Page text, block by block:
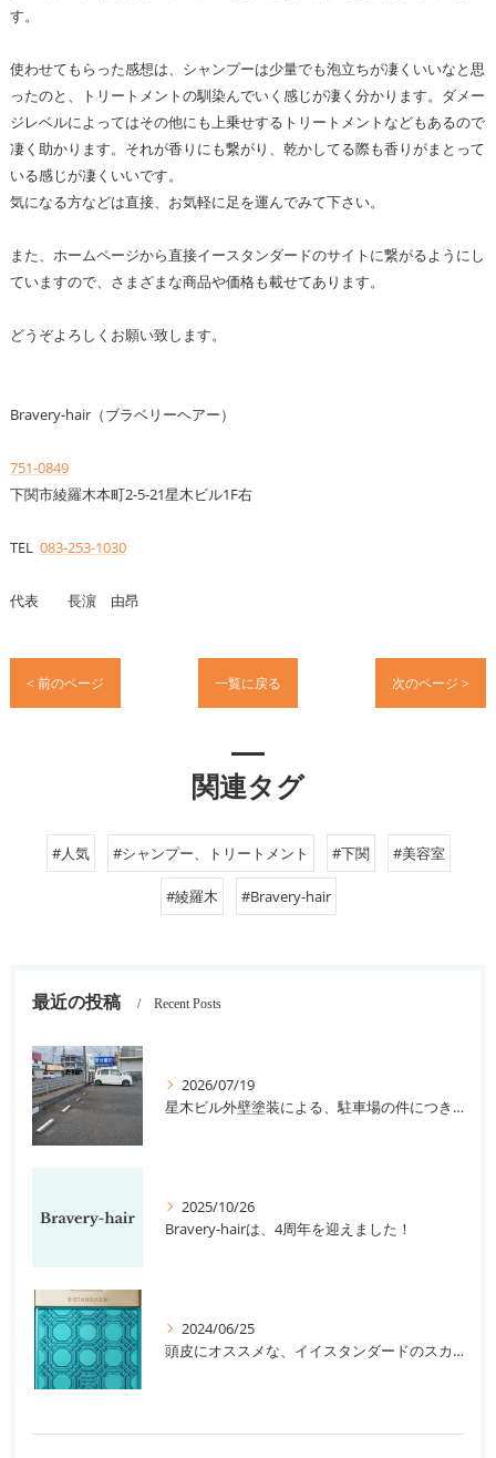
す。
使わせてもらった感想は、シャンプーは少量でも泡立ちが凄くいいなと思
ったのと、トリートメントの馴染んでいく感じが凄く分かります。ダメー
ジレベルによってはその他にも上乗せするトリートメントなどもあるので
凄く助かります。それが香りにも繋がり、乾かしてる際も香りがまとって
いる感じが凄くいいです。
気になる方などは直接、お気軽に足を運んでみて下さい。
また、ホームページから直接イースタンダードのサイトに繋がるようにし
ていますので、さまざまな商品や価格も載せてあります。
どうぞよろしくお願い致します。
Bravery-hair（ブラベリーヘアー）
751-0849
下関市綾羅木本町2-5-21星木ビル1F右
TEL 083-253-1030
代表 長濵 由昂
< 前のページ 一覧に戻る 次のページ >
関連タグ
#人気 #シャンプー、トリートメント #下関 #美容室
#綾羅木 #Bravery-hair
最近の投稿 Recent Posts
2026/07/19
星木ビル外壁塗装による、駐車場の件につきまして。
2025/10/26
Bravery-hairは、4周年を迎えました！
2024/06/25
頭皮にオススメな、イイスタンダードのスカルプ系シャンプー＆トリートメントです！